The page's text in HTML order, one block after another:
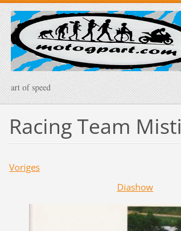
art of speed
Racing Team Misti
Voriges
Diashow